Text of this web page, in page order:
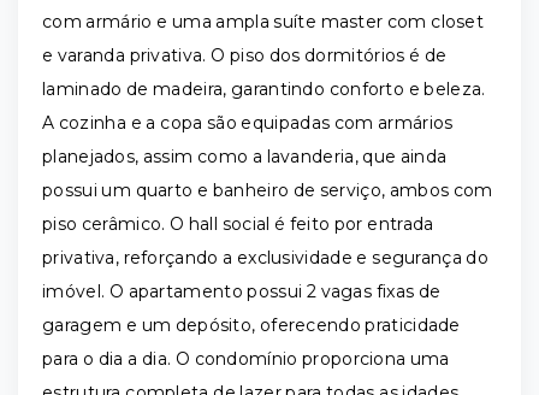
com armário e uma ampla suíte master com closet
e varanda privativa. O piso dos dormitórios é de
laminado de madeira, garantindo conforto e beleza.
A cozinha e a copa são equipadas com armários
planejados, assim como a lavanderia, que ainda
possui um quarto e banheiro de serviço, ambos com
piso cerâmico. O hall social é feito por entrada
privativa, reforçando a exclusividade e segurança do
imóvel. O apartamento possui 2 vagas fixas de
garagem e um depósito, oferecendo praticidade
para o dia a dia. O condomínio proporciona uma